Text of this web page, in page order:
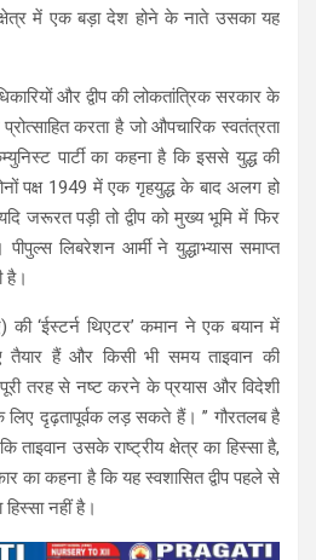
में एक बड़ा देश होने के नाते उसका यह
और द्वीप की लोकतांत्रिक सरकार के
करता है जो औपचारिक स्वतंत्रता
पार्टी का कहना है कि इससे युद्ध की
पक्ष 1949 में एक गृहयुद्ध के बाद अलग हो
जरूरत पड़ी तो द्वीप को मुख्य भूमि में फिर
लिबरेशन आर्मी ने युद्धाभ्यास समाप्त
है।
की ‘ईस्टर्न थिएटर’ कमान ने एक बयान में
हैं और किसी भी समय ताइवान की
तरह से नष्ट करने के प्रयास और विदेशी
दृढ़तापूर्वक लड़ सकते हैं। ’’ गौरतलब है
ताइवान उसके राष्ट्रीय क्षेत्र का हिस्सा है,
का कहना है कि यह स्वशासित द्वीप पहले से
नहीं है।